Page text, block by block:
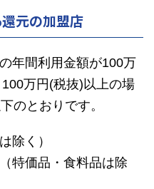
元の加盟店
年間利用金額が100万
万円(税抜)以上の場
のとおりです。
除く）
特価品・食料品は除